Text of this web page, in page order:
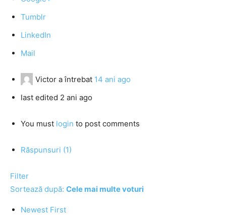
Tumblr
LinkedIn
Mail
Victor a întrebat 14 ani ago
last edited 2 ani ago
You must login to post comments
Răspunsuri (1)
Filter
Sortează după: Cele mai multe voturi
Newest First